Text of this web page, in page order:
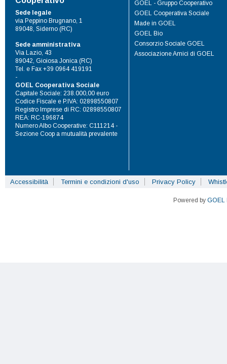
Sede legale
via Peppino Brugnano, 1
89048, Siderno (RC)
Sede amministrativa
Via Lazio, 43
89042, Gioiosa Jonica (RC)
Tel. e Fax +39 0964 419191
-
GOEL Cooperativa Sociale
Capitale Sociale: 238.000,00 euro
Codice Fiscale e P.IVA: 02898550807
Registro Imprese di RC: 02898550807
REA: RC-196874
Numero Albo Cooperative: C111214 -
Sezione Coop a mutualità prevalente
GOEL - Gruppo Cooperativo
GOEL Cooperativa Sociale
Made in GOEL
GOEL Bio
Consorzio Sociale GOEL
Associazione Amici di GOEL
Accessibilità Termini e condizioni d'uso Privacy Policy
Powered by GOEL